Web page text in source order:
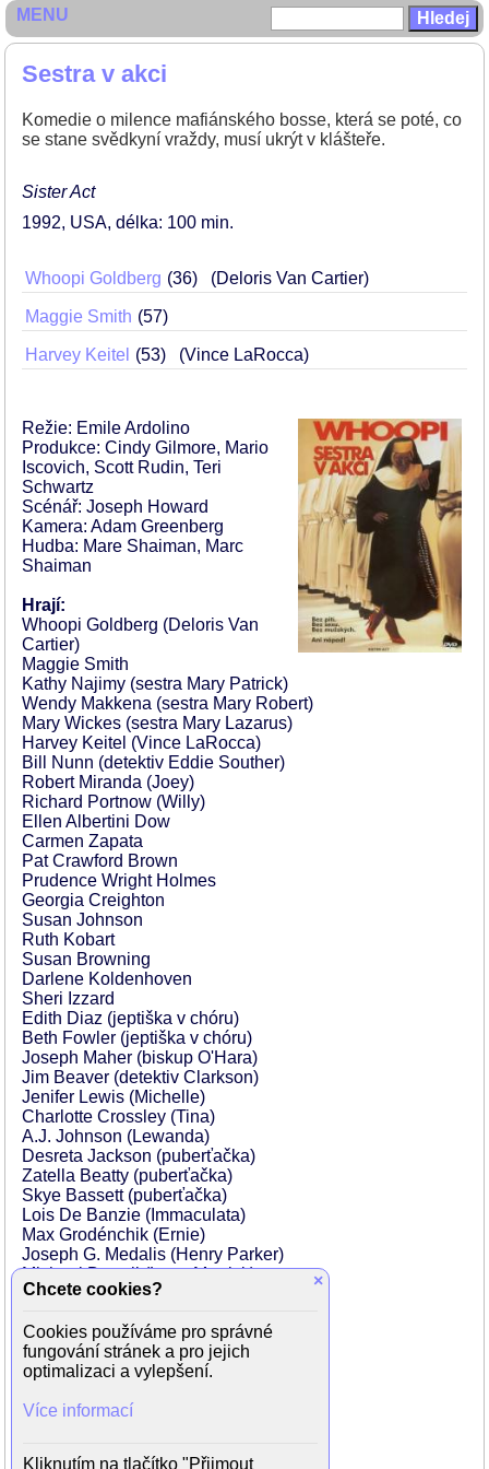
Sestra v akci
Komedie o milence mafiánského bosse, která se poté, co
se stane svědkyní vraždy, musí ukrýt v klášteře.
Sister Act
1992 USA délka: 100 min
Whoopi Goldberg 36 (Deloris Van Cartier)
Maggie Smith 57
Harvey Keitel 53 (Vince LaRocca)
Režie: Emile Ardolino
Produkce: Cindy Gilmore, Mario
Iscovich, Scott Rudin, Teri
Schwartz
Scénář: Joseph Howard
Kamera: Adam Greenberg
Hudba: Mare Shaiman, Marc
Shaiman
Hrají:
Whoopi Goldberg (Deloris Van
Cartier)
Maggie Smith
Kathy Najimy (sestra Mary Patrick)
Wendy Makkena (sestra Mary Robert)
Mary Wickes (sestra Mary Lazarus)
Harvey Keitel (Vince LaRocca)
Bill Nunn (detektiv Eddie Souther)
Robert Miranda (Joey)
Richard Portnow (Willy)
Ellen Albertini Dow
Carmen Zapata
Pat Crawford Brown
Prudence Wright Holmes
Georgia Creighton
Susan Johnson
Ruth Kobart
Susan Browning
Darlene Koldenhoven
Sheri Izzard
Edith Diaz (jeptiška v chóru)
Beth Fowler (jeptiška v chóru)
Joseph Maher (biskup O'Hara)
Jim Beaver (detektiv Clarkson)
Jenifer Lewis (Michelle)
Charlotte Crossley (Tina)
A.J. Johnson (Lewanda)
Desreta Jackson (puberťačka)
Zatella Beatty (puberťačka)
Skye Bassett (puberťačka)
Lois De Banzie (Immaculata)
Max Grodénchik (Ernie)
Joseph G. Medalis (Henry Parker)
Michael Durrell (Larry Merrick)
Robert Jimenez (reportér)
Kevin Bourland (letec)
David Boyce (krupiér)
Terry Wills (prodavač)
Nicky Katt (číšník)
MENU
×
Chcete cookies?
Cookies používáme pro správné
fungování stránek a pro jejich
optimalizaci a vylepšení.
Více informací
Kliknutím na tlačítko "Přijmout